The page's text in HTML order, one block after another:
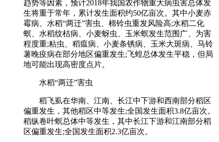
趋势等因素，预计2018年我国农作物重大病虫害总体发
生将重于常年，累计发生面积约50亿亩次。其中小麦赤
霉病、水稻“两迁”害虫、棉铃虫重发风险高;水稻二化
螟、水稻纹枯病、小麦蚜虫、玉米螟发生范围广、为害
程度重;粘虫、稻瘟病、小麦条锈病、玉米大斑病、马铃
薯晚疫病在部分地区偏重发生;飞蝗总体发生平稳，但局
地可能出现高密度点片。
水稻“两迁”害虫
稻飞虱在华南、江南、长江中下游和西南部分稻区
偏重发生，其他稻区中等发生;全国发生面积3.8亿亩次。
稻纵卷叶螟总体中等发生，其中长江下游和江南部分稻
区偏重发生;全国发生面积2.3亿亩次。